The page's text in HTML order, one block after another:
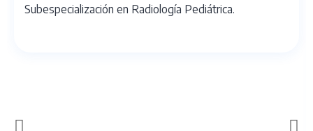
Subespecialización en Radiología Pediátrica.